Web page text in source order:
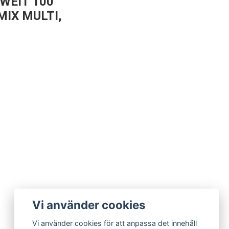
MULTI,
Vi använder cookies
Vi använder cookies för att anpassa det innehåll